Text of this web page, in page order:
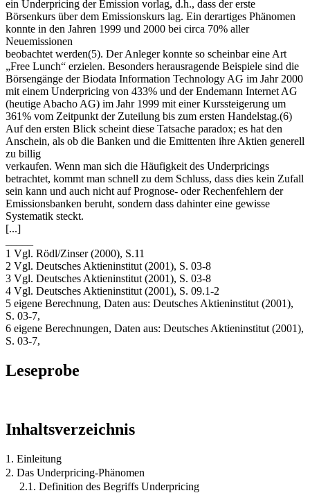
ein Underpricing der Emission vorlag, d.h., dass der erste
Börsenkurs über dem Emissionskurs lag. Ein derartiges Phänomen
konnte in den Jahren 1999 und 2000 bei circa 70% aller
Neuemissionen
beobachtet werden(5). Der Anleger konnte so scheinbar eine Art
„Free Lunch“ erzielen. Besonders herausragende Beispiele sind die
Börsengänge der Biodata Information Technology AG im Jahr 2000
mit einem Underpricing von 433% und der Endemann Internet AG
(heutige Abacho AG) im Jahr 1999 mit einer Kurssteigerung um
361% vom Zeitpunkt der Zuteilung bis zum ersten Handelstag.(6)
Auf den ersten Blick scheint diese Tatsache paradox; es hat den
Anschein, als ob die Banken und die Emittenten ihre Aktien generell
zu billig
verkaufen. Wenn man sich die Häufigkeit des Underpricings
betrachtet, kommt man schnell zu dem Schluss, dass dies kein Zufall
sein kann und auch nicht auf Prognose- oder Rechenfehlern der
Emissionsbanken beruht, sondern dass dahinter eine gewisse
Systematik steckt.
[...]
1 Vgl. Rödl/Zinser (2000), S.11
2 Vgl. Deutsches Aktieninstitut (2001), S. 03-8
3 Vgl. Deutsches Aktieninstitut (2001), S. 03-8
4 Vgl. Deutsches Aktieninstitut (2001), S. 09.1-2
5 eigene Berechnung, Daten aus: Deutsches Aktieninstitut (2001),
S. 03-7,
6 eigene Berechnungen, Daten aus: Deutsches Aktieninstitut (2001),
S. 03-7,
Leseprobe
Inhaltsverzeichnis
1. Einleitung
2. Das Underpricing-Phänomen
2.1. Definition des Begriffs Underpricing